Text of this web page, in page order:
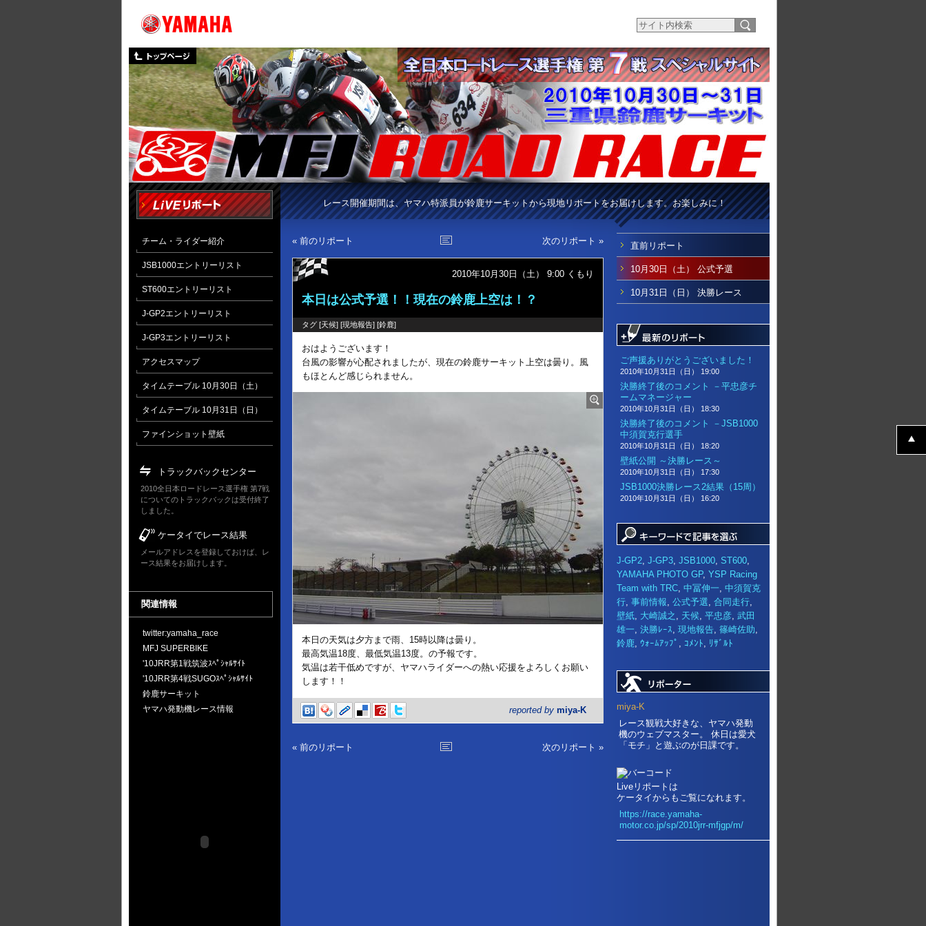
レース開催期間は、ヤマハ特派員が鈴鹿サーキットから現地リポートをお届けします。お楽しみに！
« 前のリポート 次のリポート »
2010年10月30日（土） 9:00 くもり
本日は公式予選！！現在の鈴鹿上空は！？
タグ [天候] [現地報告] [鈴鹿]
おはようございます！
台風の影響が心配されましたが、現在の鈴鹿サーキット上空は曇り。風
もほとんど感じられません。
本日の天気は夕方まで雨、15時以降は曇り。
最高気温18度、最低気温13度。の予報です。
気温は若干低めですが、ヤマハライダーへの熱い応援をよろしくお願い
します！！
reported by miya-K
« 前のリポート 次のリポート »
直前リポート
10月30日（土） 公式予選
10月31日（日） 決勝レース
ご声援ありがとうございました！
2010年10月31日（日） 19:00
決勝終了後のコメント －平忠彦チ
ームマネージャー
2010年10月31日（日） 18:30
決勝終了後のコメント －JSB1000
中須賀克行選手
2010年10月31日（日） 18:20
壁紙公開 ～決勝レース～
2010年10月31日（日） 17:30
JSB1000決勝レース2結果（15周）
2010年10月31日（日） 16:20
J-GP2, J-GP3, JSB1000, ST600,
YAMAHA PHOTO GP, YSP Racing
Team with TRC, 中冨伸一, 中須賀克
行, 事前情報, 公式予選, 合同走行,
壁紙, 大崎誠之 , 天候, 平忠彦, 武田
雄一, 決勝ﾚｰｽ, 現地報告, 篠崎佐助,
鈴鹿, ｳｫｰﾑｱｯﾌﾟ , ｺﾒﾝﾄ, ﾘｻﾞﾙﾄ
miya-K
レース観戦大好きな、ヤマハ発動
機のウェブマスター。 休日は愛犬
「モチ」と遊ぶのが日課です。
Liveリポートは
ケータイからもご覧になれます。
https://race.yamaha-
motor.co.jp/sp/2010jrr-mfjgp/m/
チーム・ライダー紹介
JSB1000エントリーリスト
ST600エントリーリスト
J-GP2エントリーリスト
J-GP3エントリーリスト
アクセスマップ
タイムテーブル 10月30日（土）
タイムテーブル 10月31日（日）
ファインショット壁紙
トラックバックセンター
2010全日本ロードレース選手権 第7戦
についてのトラックバックは受付終了
しました。
ケータイでレース結果
メールアドレスを登録しておけば、レ
ース結果をお届けします。
関連情報
twitter:yamaha_race
MFJ SUPERBIKE
'10JRR第1戦筑波ｽﾍﾟｼｬﾙｻｲﾄ
'10JRR第4戦SUGOｽﾍﾟｼｬﾙｻｲﾄ
鈴鹿サーキット
ヤマハ発動機レース情報